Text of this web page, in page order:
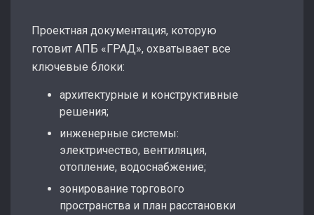
Проектная документация, которую
готовит АПБ «ГРАД», охватывает все
ключевые блоки:
архитектурные и конструктивные
решения;
инженерные системы:
электричество, вентиляция,
отопление, водоснабжение;
зонирование торгового
пространства и план расстановки